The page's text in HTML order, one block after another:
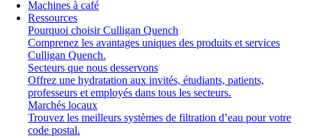
Machines à café
Ressources
Pourquoi choisir Culligan Quench
Comprenez les avantages uniques des produits et services
Culligan Quench.
Secteurs que nous desservons
Offrez une hydratation aux invités, étudiants, patients,
professeurs et employés dans tous les secteurs.
Marchés locaux
Trouvez les meilleurs systèmes de filtration d’eau pour votre
code postal.